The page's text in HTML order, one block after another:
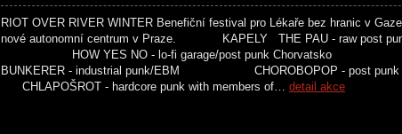
RIOT OVER RIVER WINTER Benefiční festival pro Lékaře bez hranic v
nové autonomní centrum v Praze. KAPELY THE PAU - raw post
HOW YES NO - lo-fi garage/post punk Chorvatsko
BUNKERER - industrial punk/EBM CHOROBOPOP -
CHLAPOŠROT - hardcore punk with members of… detail akce